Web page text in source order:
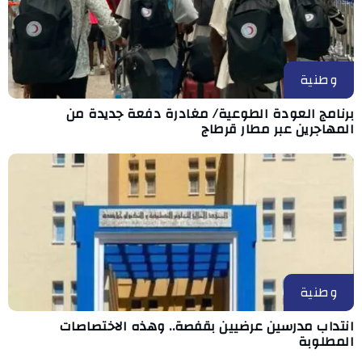
وطنية
برنامج العودة الطوعية/ مغادرة دفعة جديدة من
المهاجرين عبر مطار قرطاج
وطنية
انتداب مدرسين عرضيين بقفصة.. وهذه الاختصاصات
المطلوبة